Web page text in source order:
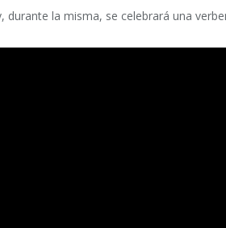
durante la misma, se celebrará una